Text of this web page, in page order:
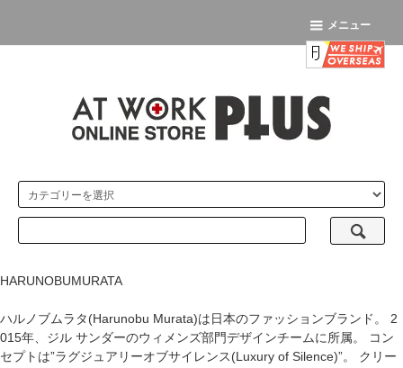
メニュー
HARUNOBUMURATA
ハルノブムラタ(Harunobu Murata)は日本のファッションブランド。 2
015年、ジル サンダーのウィメンズ部門デザインチームに所属。 コン
セプトは”ラグジュアリーオブサイレンス(Luxury of Silence)”。 クリー